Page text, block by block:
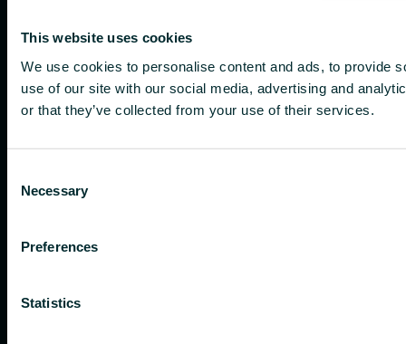
This website uses cookies
We use cookies to personalise content and ads, to provide
use of our site with our social media, advertising and
or that they’ve collected from your use of their services.
Selection
Necessary
Preferences
Statistics